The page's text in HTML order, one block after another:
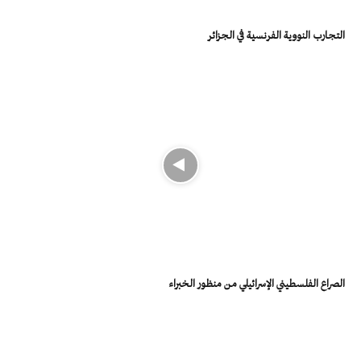
التجارب النووية الفرنسية في الجزائر
الصراع الفلسطيني الإسرائيلي من منظور الخبراء